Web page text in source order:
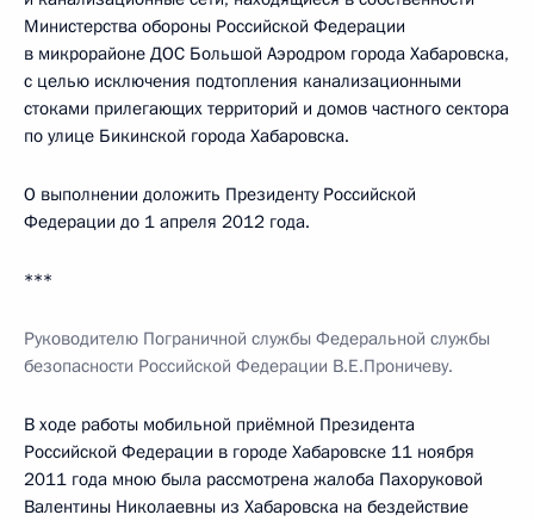
Министерства обороны Российской Федерации
в микрорайоне ДОС Большой Аэродром города Хабаровска,
с целью исключения подтопления канализационными
стоками прилегающих территорий и домов частного сектора
по улице Бикинской города Хабаровска.
О выполнении доложить Президенту Российской
Федерации до 1 апреля 2012 года.
***
Руководителю Пограничной службы Федеральной службы
безопасности Российской Федерации В.Е.Проничеву.
В ходе работы мобильной приёмной Президента
Российской Федерации в городе Хабаровске 11 ноября
2011 года мною была рассмотрена жалоба Пахоруковой
Валентины Николаевны из Хабаровска на бездействие